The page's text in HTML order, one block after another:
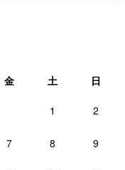
金 土 日
1 2
7 8 9